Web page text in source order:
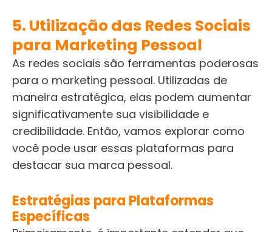
5. Utilização das Redes Sociais
para Marketing Pessoal
As redes sociais são ferramentas poderosas
para o marketing pessoal. Utilizadas de
maneira estratégica, elas podem aumentar
significativamente sua visibilidade e
credibilidade. Então, vamos explorar como
você pode usar essas plataformas para
destacar sua marca pessoal.
Estratégias para Plataformas
Específicas